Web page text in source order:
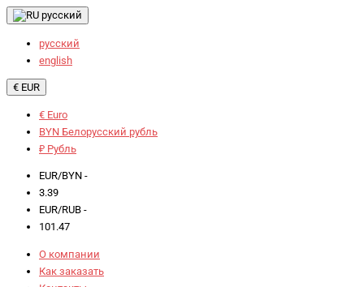
русский
русский
english
€ EUR
€ Euro
BYN Белорусский рубль
₽ Рубль
EUR/BYN -
3.39
EUR/RUB -
101.47
О компании
Как заказать